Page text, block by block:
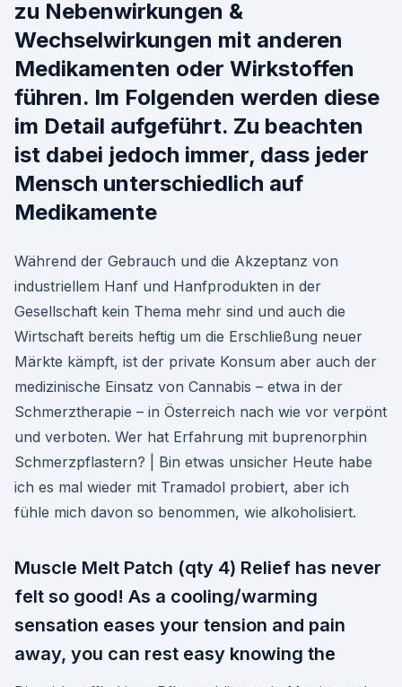
zu Nebenwirkungen &
Wechselwirkungen mit anderen
Medikamenten oder Wirkstoffen
führen. Im Folgenden werden diese
im Detail aufgeführt. Zu beachten
ist dabei jedoch immer, dass jeder
Mensch unterschiedlich auf
Medikamente
Während der Gebrauch und die Akzeptanz von
industriellem Hanf und Hanfprodukten in der
Gesellschaft kein Thema mehr sind und auch die
Wirtschaft bereits heftig um die Erschließung neuer
Märkte kämpft, ist der private Konsum aber auch der
medizinische Einsatz von Cannabis – etwa in der
Schmerztherapie – in Österreich nach wie vor verpönt
und verboten. Wer hat Erfahrung mit buprenorphin
Schmerzpflastern? | Bin etwas unsicher Heute habe
ich es mal wieder mit Tramadol probiert, aber ich
fühle mich davon so benommen, wie alkoholisiert.
Muscle Melt Patch (qty 4) Relief has never
felt so good! As a cooling/warming
sensation eases your tension and pain
away, you can rest easy knowing the